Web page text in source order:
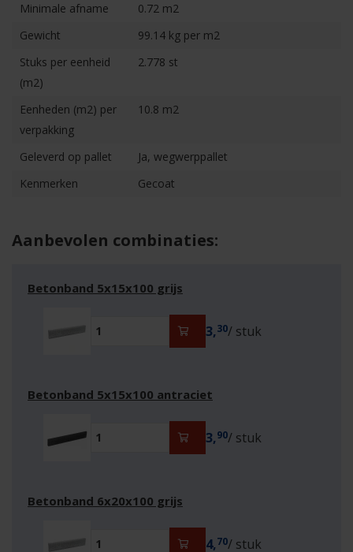
Minimale afname
0.72 m2
Gewicht
99.14 kg per m2
Stuks per eenheid
(m2)
2.778 st
Eenheden (m2) per
verpakking
10.8 m2
Geleverd op pallet
Ja, wegwerppallet
Kenmerken
Gecoat
Aanbevolen combinaties:
Betonband 5x15x100 grijs
3,30/ stuk
Betonband 5x15x100 antraciet
3,90/ stuk
Betonband 6x20x100 grijs
4,70/ stuk